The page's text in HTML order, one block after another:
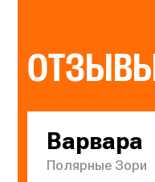
Варвара
Полярные Зори